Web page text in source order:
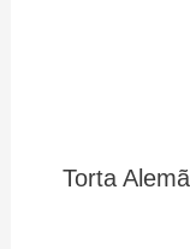
Torta